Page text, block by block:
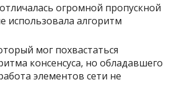
огромной пропускной
использовала алгоритм
мог похвастаться
консенсуса, но обладавшего
элементов сети не